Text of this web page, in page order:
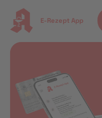
E-Rezept App